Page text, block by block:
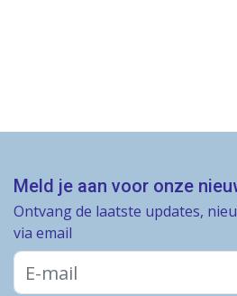
Meld je aan voor onze
Ontvang de laatste updates,
via email